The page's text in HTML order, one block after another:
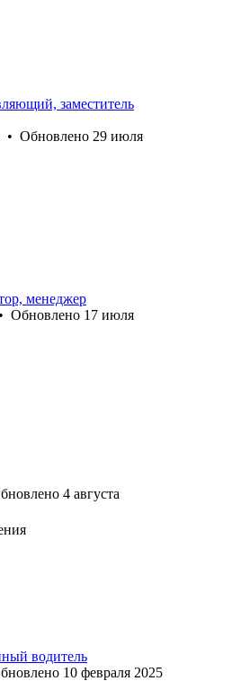
заместитель
• Обновлено 29 июля
менеджер
• Обновлено 17 июля
4 августа
водитель
10 февраля 2025